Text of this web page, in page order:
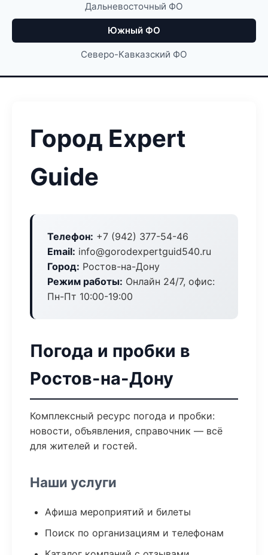
Дальневосточный ФО
Южный ФО
Северо-Кавказский ФО
Город Expert
Guide
Телефон: +7 (942) 377-54-46
Email: info@gorodexpertguid540.ru
Город: Ростов-на-Дону
Режим работы: Онлайн 24/7, офис:
Пн-Пт 10:00-19:00
Погода и пробки в
Ростов-на-Дону
Комплексный ресурс погода и пробки:
новости, объявления, справочник — всё
для жителей и гостей.
Наши услуги
Афиша мероприятий и билеты
Поиск по организациям и телефонам